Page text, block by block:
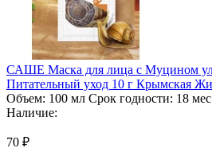
САШЕ Маска для лица с Муцином
Питательный уход 10 г Крымская
Объем: 100 мл Срок годности: 18 мес
Наличие:
70 ₽